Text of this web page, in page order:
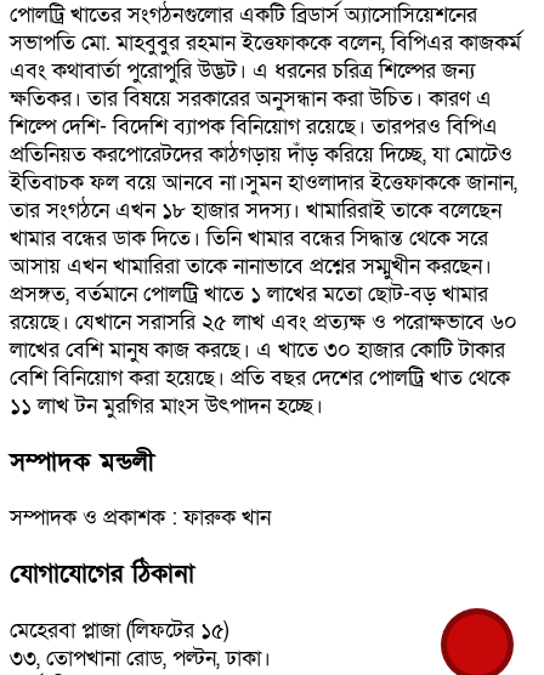
পোলট্রি খাতের সংগঠনগুলোর একটি ব্রিডার্স অ্যাসোসিয়েশনের
সভাপতি মো. মাহবুবুর রহমান ইত্তেফাককে বলেন, বিপিএর কাজকর্ম
এবং কথাবার্তা পুরোপুরি উদ্ভট। এ ধরনের চরিত্র শিল্পের জন্য
ক্ষতিকর। তার বিষয়ে সরকারের অনুসন্ধান করা উচিত। কারণ এ
শিল্পে দেশি- বিদেশি ব্যাপক বিনিয়োগ রয়েছে। তারপরও বিপিএ
প্রতিনিয়ত করপোরেটদের কাঠগড়ায় দাঁড় করিয়ে দিচ্ছে, যা মোটেও
ইতিবাচক ফল বয়ে আনবে না।সুমন হাওলাদার ইত্তেফাককে জানান,
তার সংগঠনে এখন ১৮ হাজার সদস্য। খামারিরাই তাকে বলেছেন
খামার বন্ধের ডাক দিতে। তিনি খামার বন্ধের সিদ্ধান্ত থেকে সরে
আসায় এখন খামারিরা তাকে নানাভাবে প্রশ্নের সম্মুখীন করছেন।
প্রসঙ্গত, বর্তমানে পোলট্রি খাতে ১ লাখের মতো ছোট-বড় খামার
রয়েছে। যেখানে সরাসরি ২৫ লাখ এবং প্রত্যক্ষ ও পরোক্ষভাবে ৬০
লাখের বেশি মানুষ কাজ করছে। এ খাতে ৩০ হাজার কোটি টাকার
বেশি বিনিয়োগ করা হয়েছে। প্রতি বছর দেশের পোলট্রি খাত থেকে
১১ লাখ টন মুরগির মাংস উৎপাদন হচ্ছে।
সম্পাদক মন্ডলী
সম্পাদক ও প্রকাশক : ফারুক খান
যোগাযোগের ঠিকানা
মেহেরবা প্লাজা (লিফটের ১৫)
৩৩, তোপখানা রোড, পল্টন, ঢাকা।